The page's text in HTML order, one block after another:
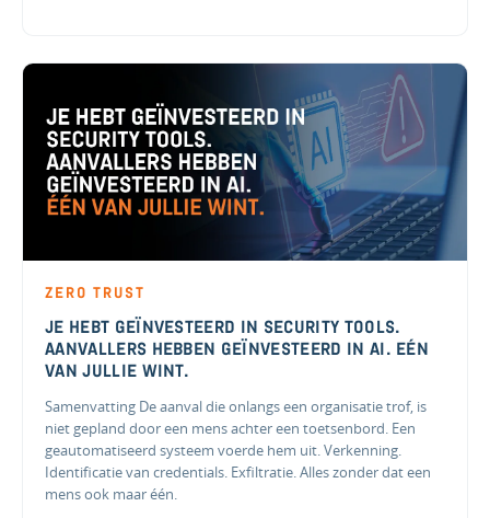
ZERO TRUST
JE HEBT GEÏNVESTEERD IN SECURITY TOOLS.
AANVALLERS HEBBEN GEÏNVESTEERD IN AI. EÉN
VAN JULLIE WINT.
Samenvatting De aanval die onlangs een organisatie trof, is
niet gepland door een mens achter een toetsenbord. Een
geautomatiseerd systeem voerde hem uit. Verkenning.
Identificatie van credentials. Exfiltratie. Alles zonder dat een
mens ook maar één.